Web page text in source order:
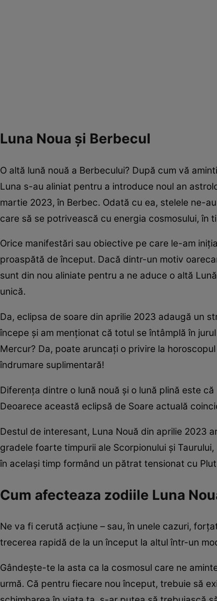
Luna Noua și Berbecul
O altă lună nouă a Berbecului? După cum vă
Luna s-au aliniat pentru a introduce noul an
martie 2023, în Berbec. Odată cu ea, stelele ne-
care să se potrivească cu energia cosmosului, în
Orice manifestări sau obiective pe care le-am
proaspătă de început. Dacă dintr-un motiv
sunt din nou aliniate pentru a ne aduce o altă
unică.
Da, eclipsa de soare din aprilie 2023 adaugă un
începe și am menționat că totul se întâmplă în
Mercur? Da, poate aruncați o privire la
îndrumare suplimentară!
Diferența dintre o lună nouă și o lună plină este
Deoarece această eclipsă de Soare actuală
Destul de interesant, Luna Nouă din aprilie 2023
gradele foarte timpurii ale Scorpionului și
în același timp formând un pătrat tensionat cu
Cum afecteaza zodiile Luna
Ne va fi cerută acțiune – sau, în unele cazuri,
trecerea rapidă de la un început la altul într-un
Gândește-te la asta ca la cosmosul care ne
urmă. Că pentru fiecare nou început, trebuie să